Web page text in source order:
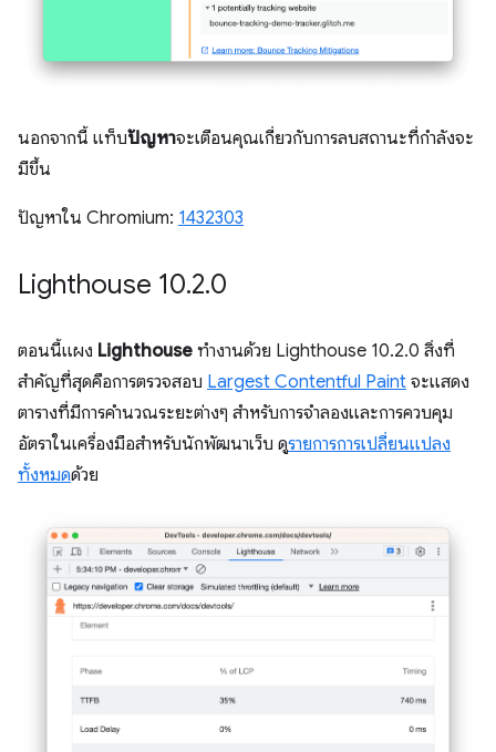
นอกจากนี้ แท็บปัญหาจะเตือนคุณเกี่ยวกับการลบสถานะที่กำลังจะ
มีขึ้น
ปัญหาใน Chromium: 1432303
Lighthouse 10.2.0
ตอนนี้แผง Lighthouse ทำงานด้วย Lighthouse 10.2.0 สิ่งที่
สำคัญที่สุดคือการตรวจสอบ Largest Contentful Paint จะแสดง
ตารางที่มีการคำนวณระยะต่างๆ สำหรับการจำลองและการควบคุม
อัตราในเครื่องมือสำหรับนักพัฒนาเว็บ ดูรายการการเปลี่ยนแปลง
ทั้งหมดด้วย